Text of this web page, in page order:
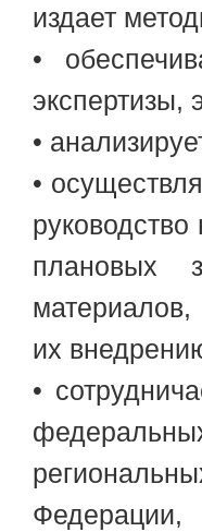
издает
•
экспертизы,
•
•
плановых
их
•